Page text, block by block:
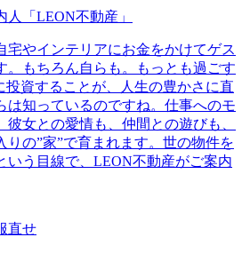
人「LEON不動産」
宅やインテリアにお金をかけてゲス
。もちろん自らも。もっとも過ごす
投資することが、人生の豊かさに直
は知っているのですね。仕事へのモ
彼女との愛情も、仲間との遊びも、
りの”家”で育まれます。世の物件を
いう目線で、LEON不動産がご案内
直せ